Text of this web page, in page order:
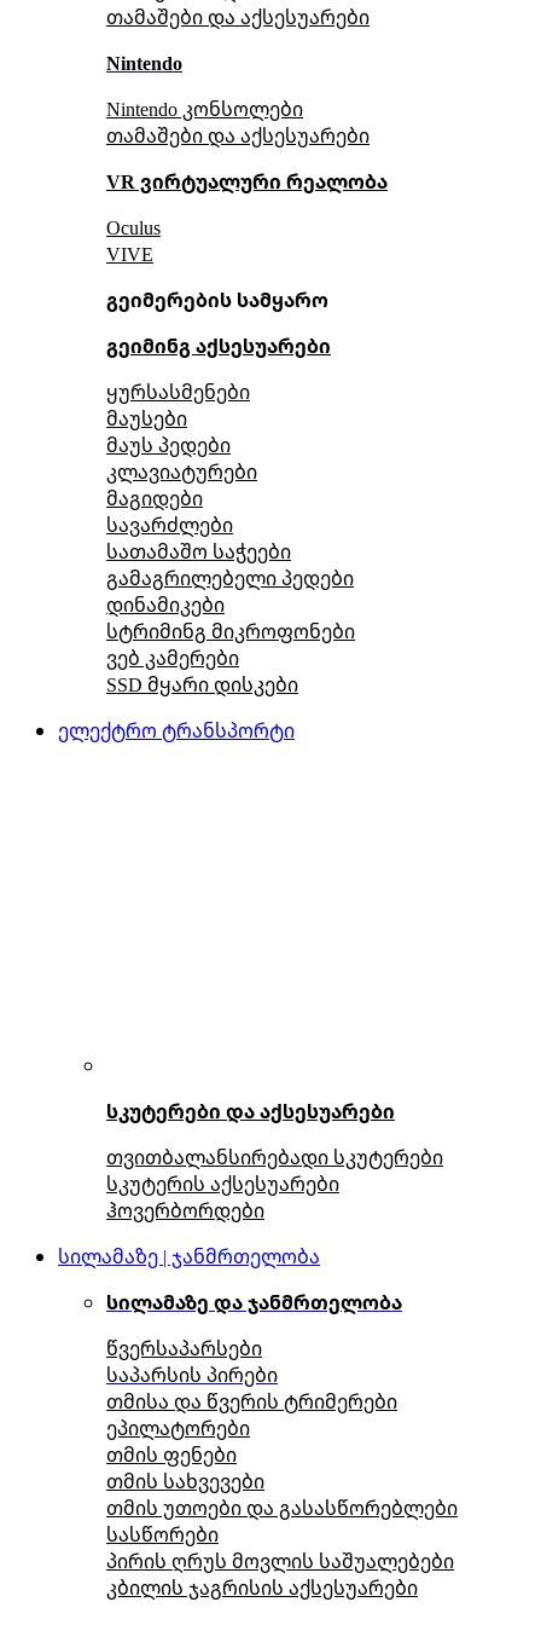
თამაშები და აქსესუარები
Nintendo
Nintendo კონსოლები
თამაშები და აქსესუარები
VR ვირტუალური რეალობა
Oculus
VIVE
გეიმერების სამყარო
გეიმინგ აქსესუარები
ყურსასმენები
მაუსები
მაუს პედები
კლავიატურები
მაგიდები
სავარძლები
სათამაშო საჭეები
გამაგრილებელი პედები
დინამიკები
სტრიმინგ მიკროფონები
ვებ კამერები
SSD მყარი დისკები
ელექტრო ტრანსპორტი
სკუტერები და აქსესუარები
თვითბალანსირებადი სკუტერები
სკუტერის აქსესუარები
ჰოვერბორდები
სილამაზე | ჯანმრთელობა
სილამაზე და ჯანმრთელობა
წვერსაპარსები
საპარსის პირები
თმისა და წვერის ტრიმერები
ეპილატორები
თმის ფენები
თმის სახვევები
თმის უთოები და გასასწორებლები
სასწორები
პირის ღრუს მოვლის საშუალებები
კბილის ჯაგრისის აქსესუარები